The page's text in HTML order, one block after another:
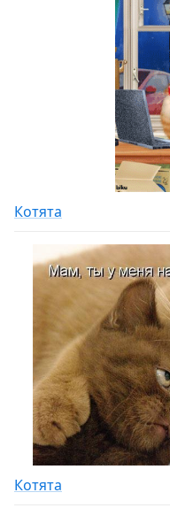
Котята
Котята